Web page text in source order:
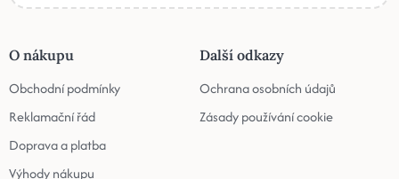
O nákupu
Obchodní podmínky
Reklamační řád
Doprava a platba
Výhody nákupu
Další odkazy
Ochrana osobních údajů
Zásady používání cookie